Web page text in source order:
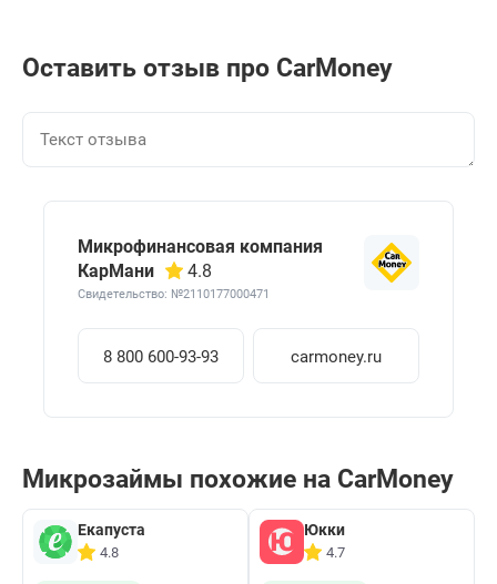
Оставить отзыв про CarMoney
Микрофинансовая компания
КарМани
4.8
Свидетельство: №2110177000471
8 800 600-93-93 carmoney.ru
Микрозаймы похожие на CarMoney
Екапуста
4.8
Юкки
4.7